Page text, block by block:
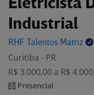
Eletricista
Industrial
RHF Talentos Matriz
Curitiba - PR
R$ 3.000,00 a R$
Presencial